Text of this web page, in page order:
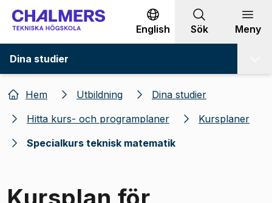
Gå till innehållet
English Sök Meny
Dina studier
Hem Utbildning
Dina studier
Hitta kurs- och programplaner
Kursplaner
Specialkurs teknisk matematik
Kursplan för